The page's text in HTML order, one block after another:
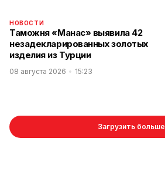
НОВОСТИ
Таможня «Манас» выявила 42
незадекларированных золотых
изделия из Турции
08 августа 2026 15:23
Загрузить больше